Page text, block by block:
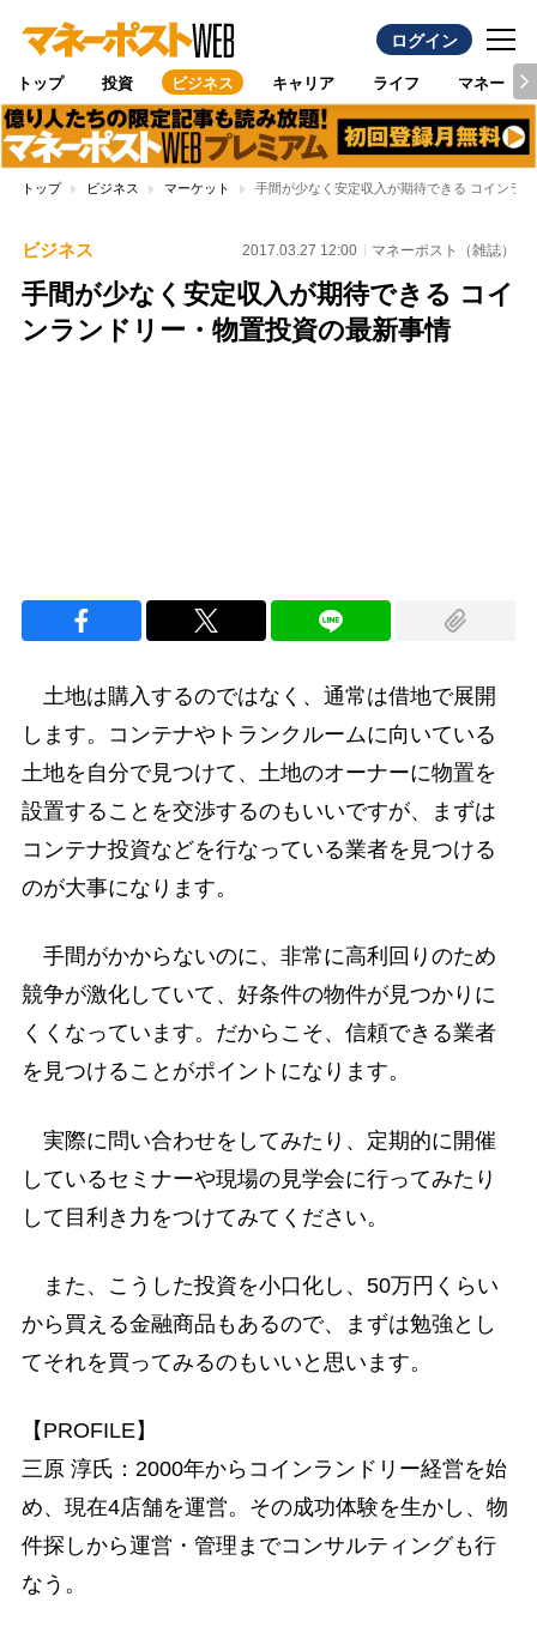
ログイン
トップ 投資 ビジネス キャリア ライフ マネー
トップ ビジネス マーケット 手間が少なく安定収入が期待できる コインラ
ビジネス 2017.03.27 12:00 マネーポスト（雑誌）
手間が少なく安定収入が期待できる コイ
ンランドリー・物置投資の最新事情
土地は購入するのではなく、通常は借地で展開
します。コンテナやトランクルームに向いている
土地を自分で見つけて、土地のオーナーに物置を
設置することを交渉するのもいいですが、まずは
コンテナ投資などを行なっている業者を見つける
のが大事になります。
手間がかからないのに、非常に高利回りのため
競争が激化していて、好条件の物件が見つかりに
くくなっています。だからこそ、信頼できる業者
を見つけることがポイントになります。
実際に問い合わせをしてみたり、定期的に開催
しているセミナーや現場の見学会に行ってみたり
して目利き力をつけてみてください。
また、こうした投資を小口化し、50万円くらい
から買える金融商品もあるので、まずは勉強とし
てそれを買ってみるのもいいと思います。
【PROFILE】
三原 淳氏：2000年からコインランドリー経営を始
め、現在4店舗を運営。その成功体験を生かし、物
件探しから運営・管理までコンサルティングも行
なう。